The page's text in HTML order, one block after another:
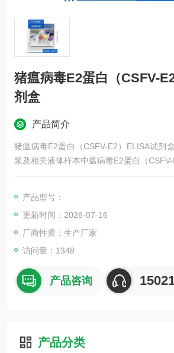
猪瘟病毒E2蛋白（CSFV-
剂盒
产品简介
猪瘟病毒E2蛋白（CSFV-E2）ELISA试剂
浆及相关液体样本中瘟病毒E2蛋白（CSFV-
产品型号：
更新时间：2026-07-16
厂商性质：生产厂家
访问量：1348
产品咨询
产品分类